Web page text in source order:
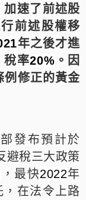
速了前述股
前述股權移
年之後才進
稅率20% 。因
例修正的黃金
發布預計於
避稅三大政策
，最快2022年
在法令上路